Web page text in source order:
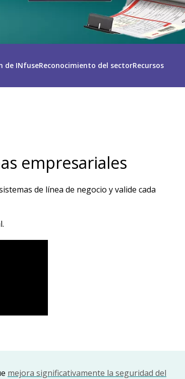
de INfuseReconocimiento del sectorRecursos
empresariales
de línea de negocio y valide cada
mejora significativamente la seguridad del